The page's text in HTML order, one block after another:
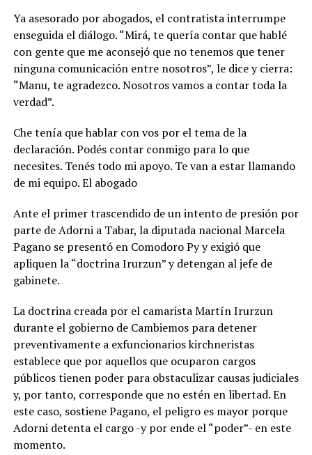
Ya asesorado por abogados, el contratista interrumpe
enseguida el diálogo. “Mirá, te quería contar que hablé
con gente que me aconsejó que no tenemos que tener
ninguna comunicación entre nosotros”, le dice y cierra:
“Manu, te agradezco. Nosotros vamos a contar toda la
verdad”.
Che tenía que hablar con vos por el tema de la
declaración. Podés contar conmigo para lo que
necesites. Tenés todo mi apoyo. Te van a estar llamando
de mi equipo. El abogado
Ante el primer trascendido de un intento de presión por
parte de Adorni a Tabar, la diputada nacional Marcela
Pagano se presentó en Comodoro Py y exigió que
apliquen la “doctrina Irurzun” y detengan al jefe de
gabinete.
La doctrina creada por el camarista Martín Irurzun
durante el gobierno de Cambiemos para detener
preventivamente a exfuncionarios kirchneristas
establece que por aquellos que ocuparon cargos
públicos tienen poder para obstaculizar causas judiciales
y, por tanto, corresponde que no estén en libertad. En
este caso, sostiene Pagano, el peligro es mayor porque
Adorni detenta el cargo -y por ende el “poder”- en este
momento.